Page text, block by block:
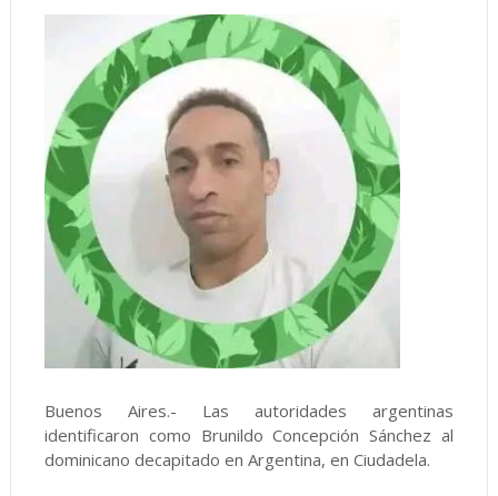
Buenos Aires.- Las autoridades argentinas
identificaron como Brunildo Concepción Sánchez al
dominicano decapitado en Argentina, en Ciudadela.